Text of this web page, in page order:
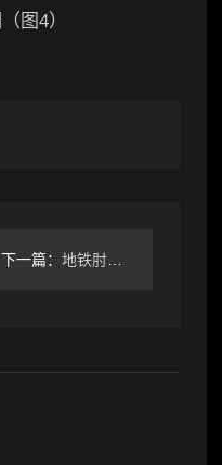
下一篇： 地铁肘击王海外爆红！欧美玩家为何集体嗨翻？